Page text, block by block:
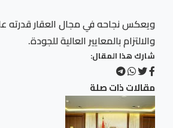
ويعكس نجاحه في مجال العقار قدرته
والالتزام بالمعايير العالية للجودة.
شارك هذا المقال:
مقالات ذات صلة